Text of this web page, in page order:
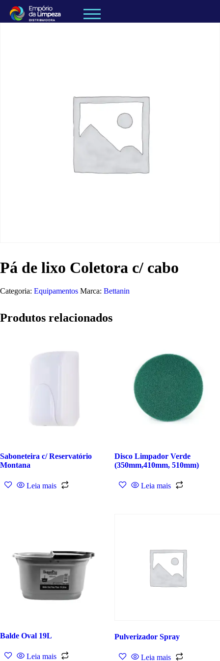
Pá de lixo Coletora c/ cabo
Categoria: Equipamentos Marca: Bettanin
Produtos relacionados
Saboneteira c/ Reservatório
Montana
Leia mais
Disco Limpador Verde
(350mm,410mm, 510mm)
Leia mais
Balde Oval 19L
Leia mais
Pulverizador Spray
Leia mais